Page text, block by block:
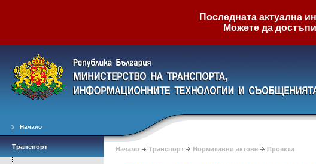
Последната актуална
Можете да
Начало
Транспорт Начало Транспорт Нормативни актове Проекти